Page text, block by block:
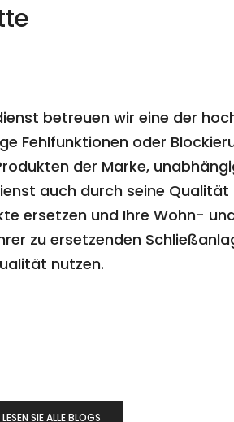
betreuen wir eine der
Fehlfunktionen oder
der Marke,
auch durch seine Qualität
ersetzen und Ihre Wohn-
zu ersetzenden
nutzen.
LESEN SIE ALLE BLOGS